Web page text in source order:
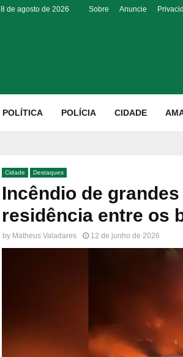
8 de agosto de 2026 Sobre Anuncie
POLÍTICA POLÍCIA CIDADE
Cidade Destaques
Incêndio de
residência entre os
by Matheus Valadares 12 de junho de 2026